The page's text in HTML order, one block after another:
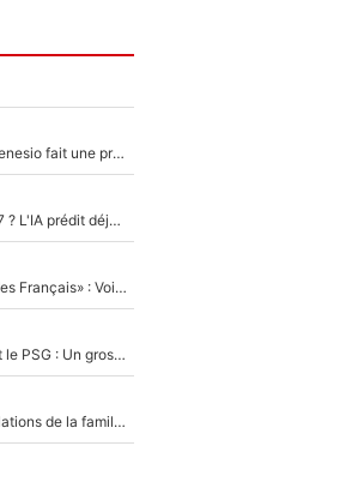
«Très, très agréablement surpris» : Bruno Genesio fait une promesse pour la suite du mercato de l’OM et rassure les supporters
PSG : Deux gros transferts bouclés en 2027 ? L'IA prédit déjà les deux joueurs qui pourraient rejoindre Luis Enrique !
«C'est un beau salaire par rapport à 90 % des Français» : Voilà combien touchait Nelson Monfort sur France Télévisions avant de rejoindre CNews
Ferran Torres a pris sa décision concernant le PSG : Un gros club étranger prêt à relancer le feuilleton pour la signature du champion du monde 2026 !
«Il est très heureux et impatient» : Les révélations de la famille Zidane sur sa prise de pouvoir en équipe de France !